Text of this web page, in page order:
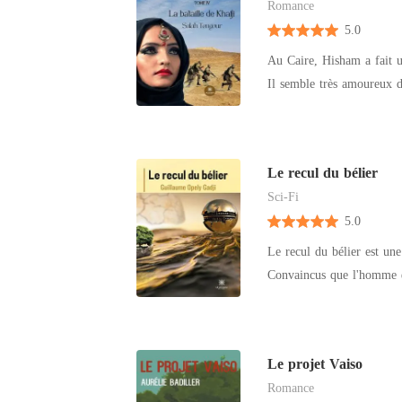
Romance
5.0
Au Caire, Hisham a fait
Il semble très amoureux
la décomposition d'un
de façade. Pour Hisham,
Le recul du bélier
Sci-Fi
5.0
Le recul du bélier est
Convaincus que
l'humanité, ils
vie décente. Ils se
Le projet Vaiso
Romance